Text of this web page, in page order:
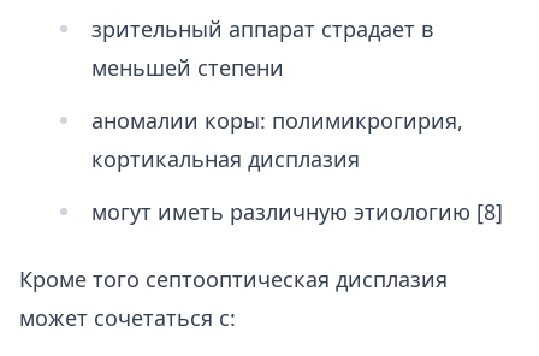
зрительный аппарат страдает в
меньшей степени
аномалии коры: полимикрогирия,
кортикальная дисплазия
могут иметь различную этиологию [8]
Кроме того септооптическая дисплазия
может сочетаться с: